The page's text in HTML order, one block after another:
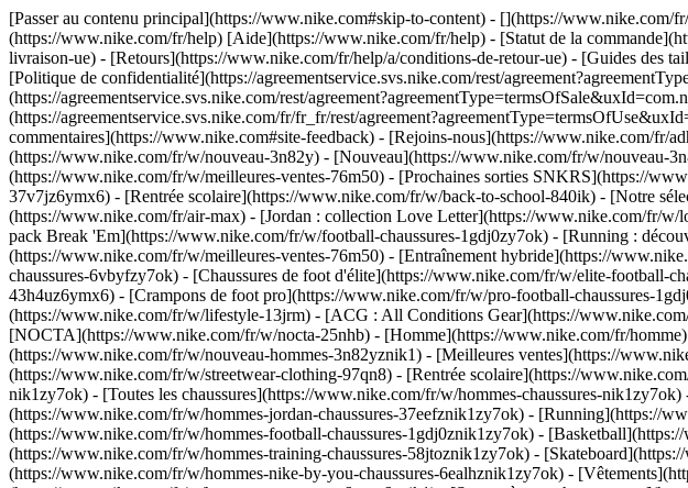
[Passer au contenu principal](https://www.nike.com#skip-to-content) - [](https://www.nike.com/
(https://www.nike.com/fr/help) [Aide](https://www.nike.com/fr/help) - [Statut de la
livraison-ue) - [Retours](https://www.nike.com/fr/help/a/conditions-de-retour-ue) - [Guides des
[Politique de confidentialité](https://agreementservice.svs.nike.com/rest/
(https://agreementservice.svs.nike.com/rest/
(https://agreementservice.svs.nike.com/fr/fr_fr/rest/
commentaires](https://www.nike.com#site-feedback) - [Rejoins-nous](https://www.nike.com/fr/
(https://www.nike.com/fr/w/nouveau-3n82y) - [Nouveau](https://www.nike.com/fr/w/nouveau-
(https://www.nike.com/fr/w/meilleures-ventes-76m50) - [Prochaines sorties SNKRS](https://
37v7jz6ymx6) - [Rentrée scolaire](https://www.nike.com/fr/w/back-to-school-840ik) - [Notre
(https://www.nike.com/fr/air-max) - [Jordan : collection Love Letter](https://www.nike.com/fr/
pack Break 'Em](https://www.nike.com/fr/w/football-chaussures-1gdj0zy7ok) - [Running :
(https://www.nike.com/fr/w/meilleures-ventes-76m50) - [Entraînement hybride](https://
chaussures-6vbyfzy7ok) - [Chaussures de foot d'élite](https://www.nike.com/fr/w/elite-football-
43h4uz6ymx6) - [Crampons de foot pro](https://www.nike.com/fr/w/pro-football-chaussures-
(https://www.nike.com/fr/w/lifestyle-13jrm) - [ACG : All Conditions Gear](https://
[NOCTA](https://www.nike.com/fr/w/nocta-25nhb) - [Homme](https://www.nike.com/fr/
(https://www.nike.com/fr/w/nouveau-hommes-3n82yznik1) - [Meilleures ventes](https://
(https://www.nike.com/fr/w/streetwear-clothing-97qn8) - [Rentrée scolaire](https://
nik1zy7ok) - [Toutes les chaussures](https://www.nike.com/fr/w/hommes-chaussures-
(https://www.nike.com/fr/w/hommes-jordan-chaussures-37eefznik1zy7ok) - [Running](https://
(https://www.nike.com/fr/w/hommes-football-chaussures-1gdj0znik1zy7ok) -
(https://www.nike.com/fr/w/hommes-training-chaussures-58jtoznik1zy7ok) -
(https://www.nike.com/fr/w/hommes-nike-by-you-chaussures-6ealhznik1zy7ok) -